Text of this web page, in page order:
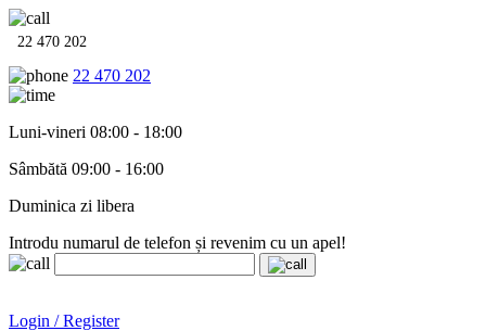
22 470 202
22 470 202
Luni-vineri 08:00 - 18:00
Sâmbătă 09:00 - 16:00
Duminica zi libera
Introdu numarul de telefon și revenim cu un apel!
Login / Register